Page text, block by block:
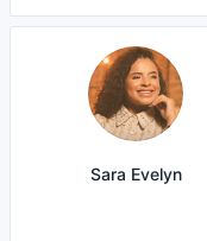
Sara Evelyn